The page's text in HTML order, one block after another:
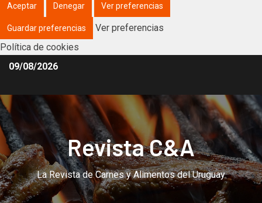
Aceptar Denegar Ver preferencias
Guardar preferencias
Ver preferencias
Política de cookies
09/08/2026
Revista C&A
La Revista de Carnes y Alimentos del Uruguay